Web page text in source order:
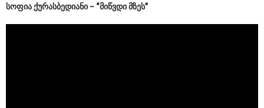
ᲡᲝᲤᲘᲐ ᲥᲣᲠᲐᲡᲑᲔᲓᲘᲐᲜᲘ – “ᲛᲘᲬᲕᲓᲘ ᲛᲖᲔᲡ”